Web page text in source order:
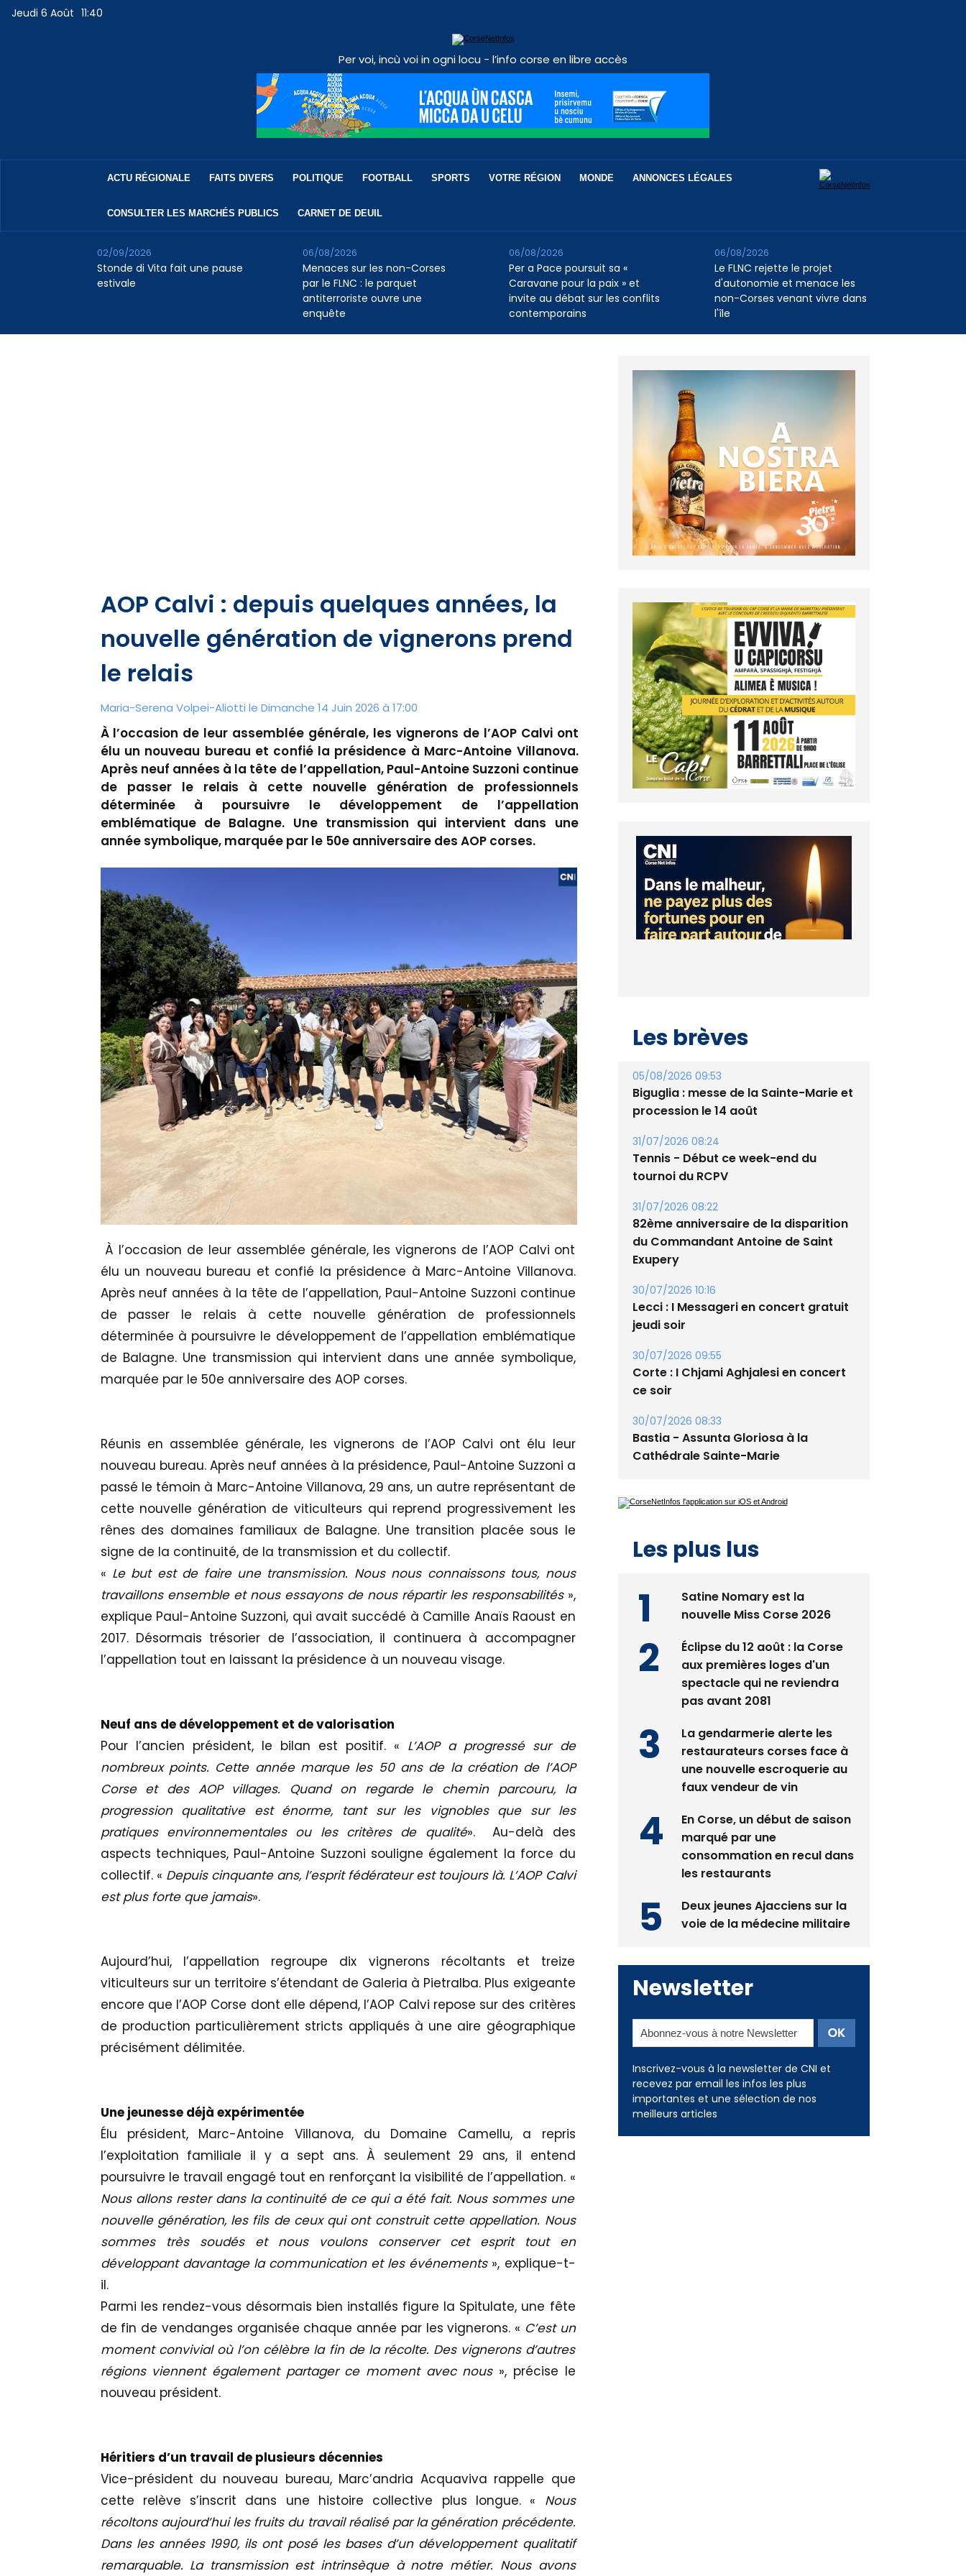
Jeudi 6 Août 11:40
Per voi, incù voi in ogni locu - l’info corse en libre accès
ACTU RÉGIONALE FAITS DIVERS POLITIQUE FOOTBALL SPORTS VOTRE RÉGION MONDE ANNONCES LÉGALES
CONSULTER LES MARCHÉS PUBLICS CARNET DE DEUIL
Stonde di Vita fait une pause
estivale
02/09/2026
Menaces sur les non-Corses
par le FLNC : le parquet
antiterroriste ouvre une
enquête
06/08/2026
Per a Pace poursuit sa «
Caravane pour la paix » et
invite au débat sur les conflits
contemporains
06/08/2026
Le FLNC rejette le projet
d'autonomie et menace les
non-Corses venant vivre dans
l'île
06/08/2026
AOP Calvi : depuis quelques années, la
nouvelle génération de vignerons prend
le relais
Maria-Serena Volpei-Aliotti le Dimanche 14 Juin 2026 à 17:00
À l’occasion de leur assemblée générale, les vignerons de l’AOP Calvi ont
élu un nouveau bureau et confié la présidence à Marc-Antoine Villanova.
Après neuf années à la tête de l’appellation, Paul-Antoine Suzzoni continue
de passer le relais à cette nouvelle génération de professionnels
déterminée à poursuivre le développement de l’appellation
emblématique de Balagne. Une transmission qui intervient dans une
année symbolique, marquée par le 50e anniversaire des AOP corses.
À l’occasion de leur assemblée générale, les vignerons de l’AOP Calvi ont
élu un nouveau bureau et confié la présidence à Marc-Antoine Villanova.
Après neuf années à la tête de l’appellation, Paul-Antoine Suzzoni continue
de passer le relais à cette nouvelle génération de professionnels
déterminée à poursuivre le développement de l’appellation emblématique
de Balagne. Une transmission qui intervient dans une année symbolique,
marquée par le 50e anniversaire des AOP corses.
Réunis en assemblée générale, les vignerons de l’AOP Calvi ont élu leur
nouveau bureau. Après neuf années à la présidence, Paul-Antoine Suzzoni a
passé le témoin à Marc-Antoine Villanova, 29 ans, un autre représentant de
cette nouvelle génération de viticulteurs qui reprend progressivement les
rênes des domaines familiaux de Balagne. Une transition placée sous le
signe de la continuité, de la transmission et du collectif.
« Le but est de faire une transmission. Nous nous connaissons tous, nous
travaillons ensemble et nous essayons de nous répartir les responsabilités »,
explique Paul-Antoine Suzzoni, qui avait succédé à Camille Anaïs Raoust en
2017. Désormais trésorier de l’association, il continuera à accompagner
l’appellation tout en laissant la présidence à un nouveau visage.
Neuf ans de développement et de valorisation
Pour l’ancien président, le bilan est positif. « L’AOP a progressé sur de
nombreux points. Cette année marque les 50 ans de la création de l’AOP
Corse et des AOP villages. Quand on regarde le chemin parcouru, la
progression qualitative est énorme, tant sur les vignobles que sur les
pratiques environnementales ou les critères de qualité». Au-delà des
aspects techniques, Paul-Antoine Suzzoni souligne également la force du
collectif. « Depuis cinquante ans, l’esprit fédérateur est toujours là. L’AOP Calvi
est plus forte que jamais».
Aujourd’hui, l’appellation regroupe dix vignerons récoltants et treize
viticulteurs sur un territoire s’étendant de Galeria à Pietralba. Plus exigeante
encore que l’AOP Corse dont elle dépend, l’AOP Calvi repose sur des critères
de production particulièrement stricts appliqués à une aire géographique
précisément délimitée.
Une jeunesse déjà expérimentée
Élu président, Marc-Antoine Villanova, du Domaine Camellu, a repris
l’exploitation familiale il y a sept ans. À seulement 29 ans, il entend
poursuivre le travail engagé tout en renforçant la visibilité de l’appellation. «
Nous allons rester dans la continuité de ce qui a été fait. Nous sommes une
nouvelle génération, les fils de ceux qui ont construit cette appellation. Nous
sommes très soudés et nous voulons conserver cet esprit tout en
développant davantage la communication et les événements », explique-t-
il.
Parmi les rendez-vous désormais bien installés figure la Spitulate, une fête
de fin de vendanges organisée chaque année par les vignerons. « C’est un
moment convivial où l’on célèbre la fin de la récolte. Des vignerons d’autres
régions viennent également partager ce moment avec nous », précise le
nouveau président.
Héritiers d’un travail de plusieurs décennies
Vice-président du nouveau bureau, Marc’andria Acquaviva rappelle que
cette relève s’inscrit dans une histoire collective plus longue. « Nous
récoltons aujourd’hui les fruits du travail réalisé par la génération précédente.
Dans les années 1990, ils ont posé les bases d’un développement qualitatif
remarquable. La transmission est intrinsèque à notre métier. Nous avons
Les brèves
05/08/2026 09:53
Biguglia : messe de la Sainte-Marie et
procession le 14 août
31/07/2026 08:24
Tennis - Début ce week-end du
tournoi du RCPV
31/07/2026 08:22
82ème anniversaire de la disparition
du Commandant Antoine de Saint
Exupery
30/07/2026 10:16
Lecci : I Messageri en concert gratuit
jeudi soir
30/07/2026 09:55
Corte : I Chjami Aghjalesi en concert
ce soir
30/07/2026 08:33
Bastia - Assunta Gloriosa à la
Cathédrale Sainte-Marie
Les plus lus
Satine Nomary est la
nouvelle Miss Corse 2026
Éclipse du 12 août : la Corse
aux premières loges d'un
spectacle qui ne reviendra
pas avant 2081
La gendarmerie alerte les
restaurateurs corses face à
une nouvelle escroquerie au
faux vendeur de vin
En Corse, un début de saison
marqué par une
consommation en recul dans
les restaurants
Deux jeunes Ajacciens sur la
voie de la médecine militaire
Newsletter
Inscrivez-vous à la newsletter de CNI et
recevez par email les infos les plus
importantes et une sélection de nos
meilleurs articles